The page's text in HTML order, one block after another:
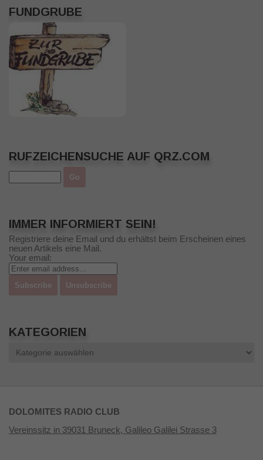
FUNDGRUBE
RUFZEICHENSUCHE AUF QRZ.COM
IMMER INFORMIERT SEIN!
Registriere deine Email und du erhältst beim Erscheinen eines
neuen Artikels eine Mail.
Your email:
KATEGORIEN
DOLOMITES RADIO CLUB
Vereinssitz in 39031 Bruneck, Galileo Galilei Strasse 3